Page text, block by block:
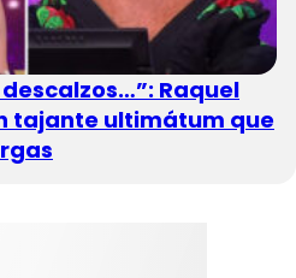
Raquel
tajante ultimátum que